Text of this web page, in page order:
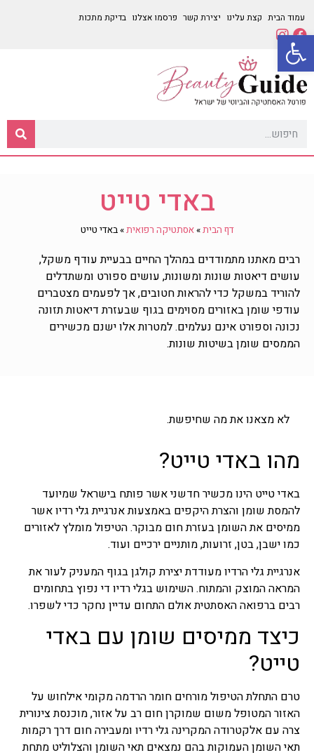
עמוד הבית קצת עלינו יצירת קשר פרסמו אצלנו בדיקת מתכות
באדי טייט
דף הבית»אסתטיקה רפואית»באדי טייט
רבים מאתנו מתמודדים במהלך החיים בבעיית עודף משקל,
עושים דיאטות שונות ומשונות, עושים ספורט ומשתדלים
להוריד במשקל כדי להראות חטובים, אך לפעמים מצטברים
עודפי שומן באזורים מסוימים בגוף שבעזרת דיאטות תזונה
נכונה וספורט אינם נעלמים. למטרות אלו ישנם מכשירים
הממסים שומן בשיטות שונות.
לא מצאנו את מה שחיפשת.
מהו באדי טייט?
באדי טייט הינו מכשיר חדשני אשר פותח בישראל שמיועד
להמסת שומן והצרת היקפים באמצעות אנרגיית גלי רדיו אשר
ממיסים את השומן בעזרת חום מבוקר. הטיפול מומלץ לאזורים
כמו ישבן, בטן, זרועות, מותניים ירכיים ועוד.
אנרגיית גלי הרדיו מעודדת יצירת קולגן בגוף המעניק לעור את
המראה המוצק והמתוח. השימוש בגלי רדיו די נפוץ בתחומים
רבים ברפואה האסתטית אולם התחום עדיין נחקר כדי לשפרו.
כיצד ממיסים שומן עם באדי
טייט?
טרם התחלת הטיפול מורחים חומר הרדמה מקומי אילחוש על
האזור המטופל משום שמוקרן חום רב על אזור, מוכנסת צינורית
צרה עם אלקטרודה המקרינה גלי רדיו ומעבירה חום דרך רקמות
תאי השומן העמוקות בהם נמצאים תאי השומן והצלוליט מתחת
פתח סרגל נגישות